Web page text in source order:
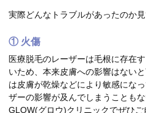
実際どんなトラブルがあったのか見
① 火傷
医療脱毛のレーザーは毛根に存在
いため、本来皮膚への影響はない
は皮膚が乾燥などにより敏感にな
ザーの影響が及んでしまうことも
GLOW(グロウ)クリニックでぜひ